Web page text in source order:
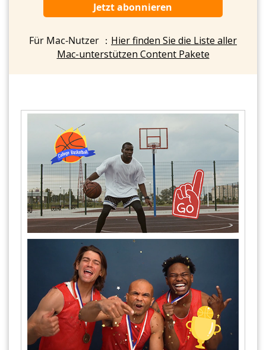
Jetzt abonnieren
Für Mac-Nutzer ： Hier finden Sie die Liste aller
Mac-unterstützen Content Pakete